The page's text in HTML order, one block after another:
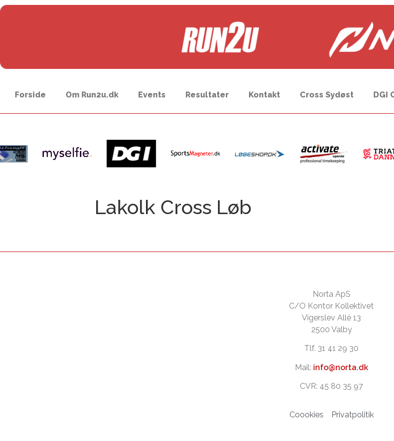
Forside Om Run2u.dk Events Resultater Kontakt Cross Sydøst DGI
Lakolk Cross Løb
Norta ApS
C/O Kontor Kollektivet
Vigerslev Allé 13
2500 Valby
Tlf. 31 41 29 30
Mail: info@norta.dk
CVR: 45 80 35 97
Coookies Privatpolitik